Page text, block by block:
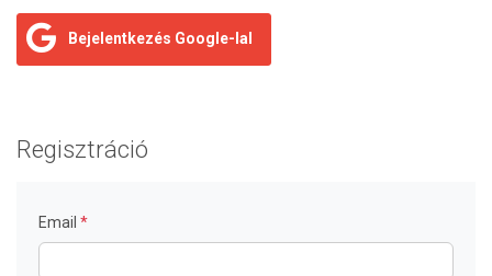
Bejelentkezés Google-lal
Regisztráció
Email